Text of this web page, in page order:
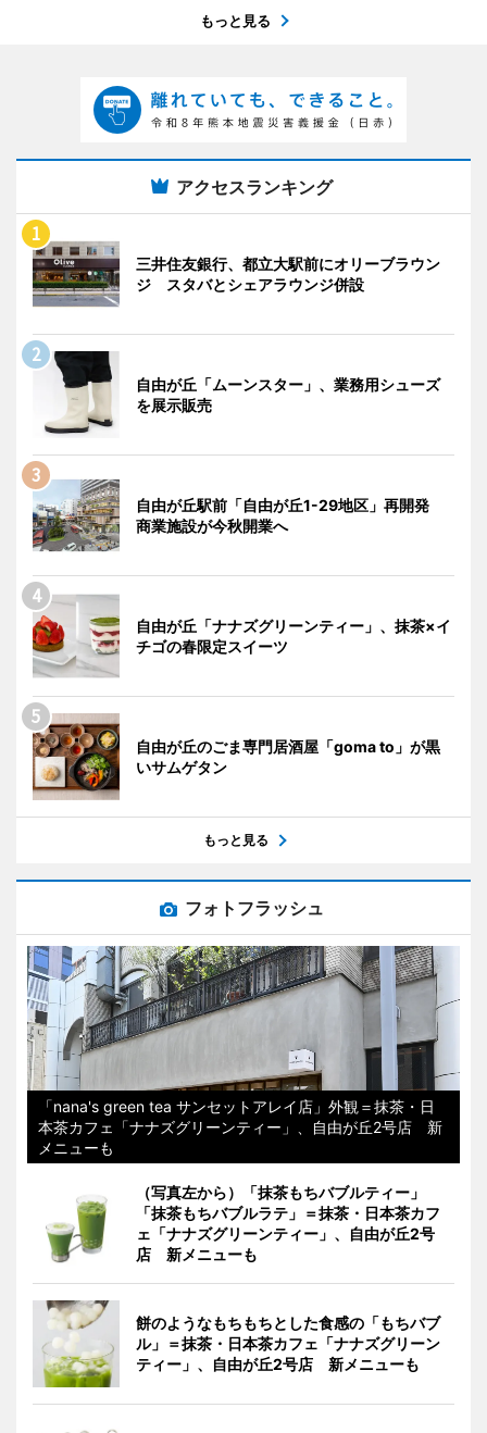
もっと見る
アクセスランキング
三井住友銀行、都立大駅前にオリーブラウン
ジ スタバとシェアラウンジ併設
自由が丘「ムーンスター」、業務用シューズ
を展示販売
自由が丘駅前「自由が丘1-29地区」再開発
商業施設が今秋開業へ
自由が丘「ナナズグリーンティー」、抹茶×イ
チゴの春限定スイーツ
自由が丘のごま専門居酒屋「goma to」が黒
いサムゲタン
もっと見る
フォトフラッシュ
「nana's green tea サンセットアレイ店」外観＝抹茶・日
本茶カフェ「ナナズグリーンティー」、自由が丘2号店 新
メニューも
（写真左から）「抹茶もちバブルティー」
「抹茶もちバブルラテ」＝抹茶・日本茶カフ
ェ「ナナズグリーンティー」、自由が丘2号
店 新メニューも
餅のようなもちもちとした食感の「もちバブ
ル」＝抹茶・日本茶カフェ「ナナズグリーン
ティー」、自由が丘2号店 新メニューも